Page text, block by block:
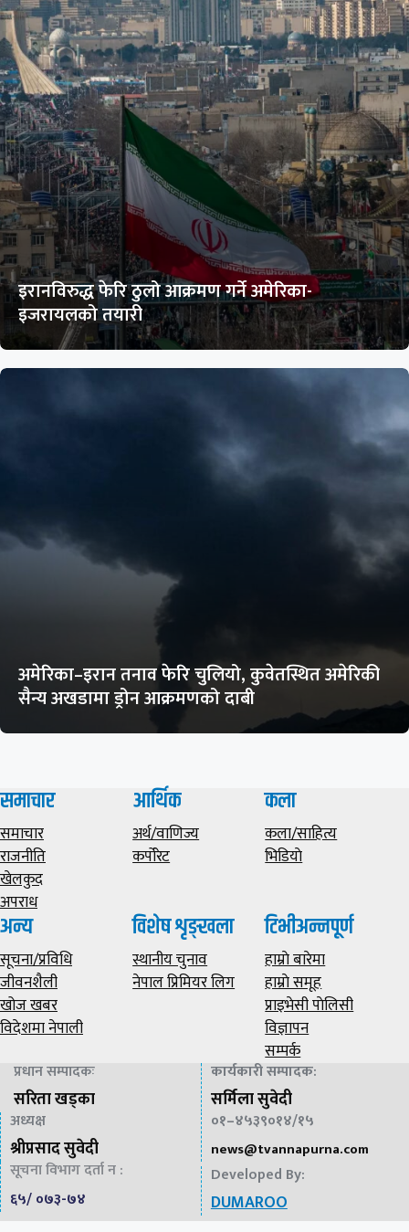
इरानविरुद्ध फेरि ठुलो आक्रमण गर्ने अमेरिका-
इजरायलको तयारी
अमेरिका–इरान तनाव फेरि चुलियो, कुवेतस्थित अमेरिकी
सैन्य अखडामा ड्रोन आक्रमणको दाबी
समाचार
समाचार
राजनीति
खेलकुद
अपराध
आर्थिक
अर्थ/वाणिज्य
कर्पोरेट
कला
कला/साहित्य
भिडियाे
अन्य
सूचना/प्रविधि
जीवनशैली
खोज खबर
विदेशमा नेपाली
विशेष शृङ्खला
स्थानीय चुनाव
नेपाल प्रिमियर लिग
टिभीअन्नपूर्ण
हाम्राे बारेमा
हाम्राे समूह
प्राइभेसी पाेलिसी
विज्ञापन
सम्पर्क
प्रधान सम्पादकः
सरिता खड्का
कार्यकारी सम्पादक:
सर्मिला सुवेदी
अध्यक्ष
श्रीप्रसाद सुवेदी
०१–४५३९०१४/१५
news@tvannapurna.com
सूचना विभाग दर्ता न :
६५/ ०७३-७४
Developed By:
DUMAROO